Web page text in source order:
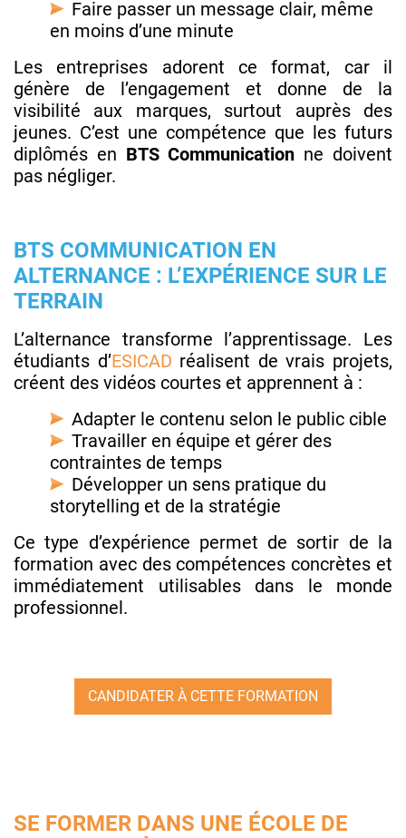
Faire passer un message clair, même
en moins d’une minute
Les entreprises adorent ce format, car il
génère de l’engagement et donne de la
visibilité aux marques, surtout auprès des
jeunes. C’est une compétence que les futurs
diplômés en BTS Communication ne doivent
pas négliger.
BTS COMMUNICATION EN
ALTERNANCE : L’EXPÉRIENCE SUR LE
TERRAIN
L’alternance transforme l’apprentissage. Les
étudiants d’ESICAD réalisent de vrais projets,
créent des vidéos courtes et apprennent à :
Adapter le contenu selon le public cible
Travailler en équipe et gérer des
contraintes de temps
Développer un sens pratique du
storytelling et de la stratégie
Ce type d’expérience permet de sortir de la
formation avec des compétences concrètes et
immédiatement utilisables dans le monde
professionnel.
CANDIDATER À CETTE FORMATION
SE FORMER DANS UNE ÉCOLE DE